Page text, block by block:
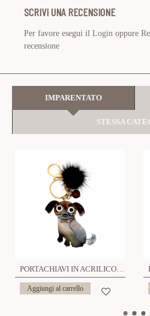
SCRIVI UNA RECENSIONE
Per favore esegui il Login oppure
recensione
IMPARENTATO
STESSA
PORTACHIAVI IN ACRILICO CON CIONDOLO A CANE E PALLA DI PELO - FT2392F61
Aggiungi al carrello